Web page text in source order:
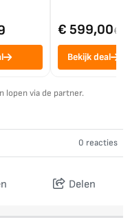
€ 599,00€
Bekijk deal
lopen via de partner.
0 reacties
Delen